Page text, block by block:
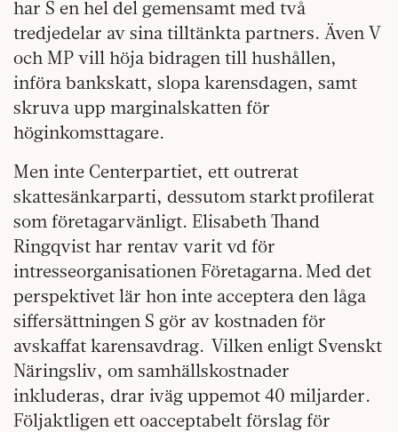
har S en hel del gemensamt med två
tredjedelar av sina tilltänkta partners. Även V
och MP vill höja bidragen till hushållen,
införa bankskatt, slopa karensdagen, samt
skruva upp marginalskatten för
höginkomsttagare.
Men inte Centerpartiet, ett outrerat
skattesänkarparti, dessutom starkt profilerat
som företagarvänligt. Elisabeth Thand
Ringqvist har rentav varit vd för
intresseorganisationen Företagarna. Med det
perspektivet lär hon inte acceptera den låga
siffersättningen S gör av kostnaden för
avskaffat karensavdrag. Vilken enligt Svenskt
Näringsliv, om samhällskostnader
inkluderas, drar iväg uppemot 40 miljarder.
Följaktligen ett oacceptabelt förslag för